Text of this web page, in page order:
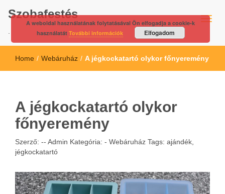
Szobafestés
Home / Webáruház / A jégkockatartó olykor főnyeremény
A jégkockatartó olykor
főnyeremény
Szerző: -- Admin Kategória: - Webáruház Tags: ajándék
jégkockatartó
A weboldal használatának folytatásával Ön elfogadja a cookie-k
használatát További információk Elfogadom